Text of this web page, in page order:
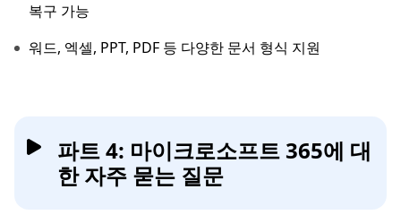
복구 가능
워드, 엑셀, PPT, PDF 등 다양한 문서 형식 지원
파트 4: 마이크로소프트 365에 대
한 자주 묻는 질문